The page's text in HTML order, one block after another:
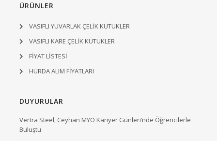
ÜRÜNLER
VASIFLI YUVARLAK ÇELİK KÜTÜKLER
VASIFLI KARE ÇELİK KÜTÜKLER
FİYAT LİSTESİ
HURDA ALIM FİYATLARI
DUYURULAR
Vertra Steel, Ceyhan MYO Kariyer Günleri’nde Öğrencilerle
Buluştu